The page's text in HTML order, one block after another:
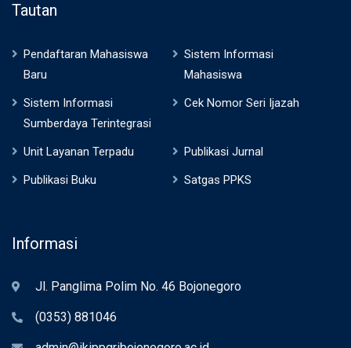
Tautan
Pendaftaran Mahasiswa
Baru
Sistem Informasi
Mahasiswa
Sistem Informasi
Sumberdaya Terintegrasi
Cek Nomor Seri Ijazah
Unit Layanan Terpadu
Publikasi Jurnal
Publikasi Buku
Satgas PPKS
Informasi
Jl. Panglima Polim No. 46 Bojonegoro
(0353) 881046